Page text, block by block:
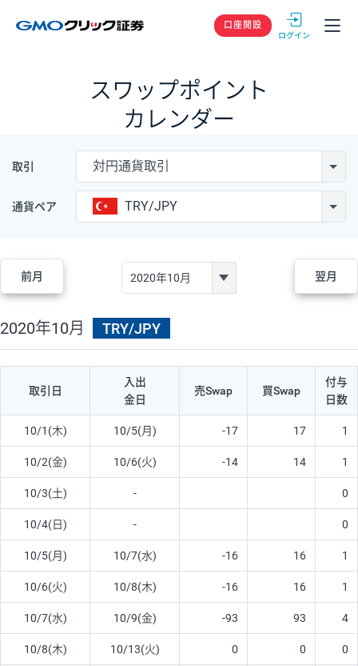
GMOクリック
口座開設
スワップポイント
カレンダー
取引 対円通貨取引
通貨ペア TRY/JPY
前月 翌月
2020年10月 TRY/JPY
取引日
入出
金日
売Swap 買Swap
付与
日数
10/1(木) 10/5(月) -17 17 1
10/2(金) 10/6(火) -14 14 1
10/3(土) - 0
10/4(日) - 0
10/5(月) 10/7(水) -16 16 1
10/6(火) 10/8(木) -16 16 1
10/7(水) 10/9(金) -93 93 4
10/8(木) 10/13(火) 0 0 0